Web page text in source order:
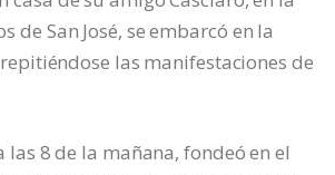
de San José, se embarcó en la
las manifestaciones de
las 8 de la mañana, fondeó en el